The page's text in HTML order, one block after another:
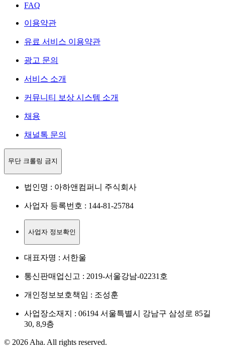
FAQ
이용약관
유료 서비스 이용약관
광고 문의
서비스 소개
커뮤니티 보상 시스템 소개
채용
채널톡 문의
무단 크롤링 금지
법인명 : 아하앤컴퍼니 주식회사
사업자 등록번호 : 144-81-25784
사업자 정보확인
대표자명 : 서한울
통신판매업신고 : 2019-서울강남-02231호
개인정보보호책임 : 조성훈
사업장소재지 : 06194 서울특별시 강남구 삼성로 85길
30, 8,9층
© 2026 Aha. All rights reserved.